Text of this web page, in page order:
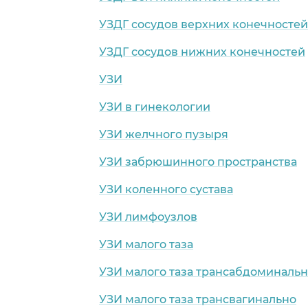
УЗДГ сосудов верхних конечностей
УЗДГ сосудов нижних конечностей
УЗИ
УЗИ в гинекологии
УЗИ желчного пузыря
УЗИ забрюшинного пространства
УЗИ коленного сустава
УЗИ лимфоузлов
УЗИ малого таза
УЗИ малого таза
УЗИ малого таза трансвагинально